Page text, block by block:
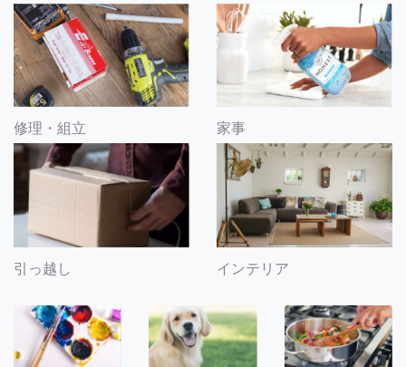
修理・組立 家事
引っ越し インテリア